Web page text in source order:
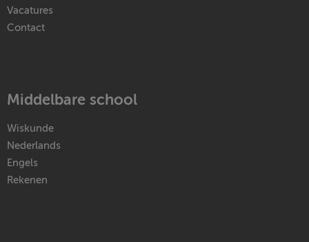
Vacatures
Contact
Middelbare school
Wiskunde
Nederlands
Engels
Rekenen